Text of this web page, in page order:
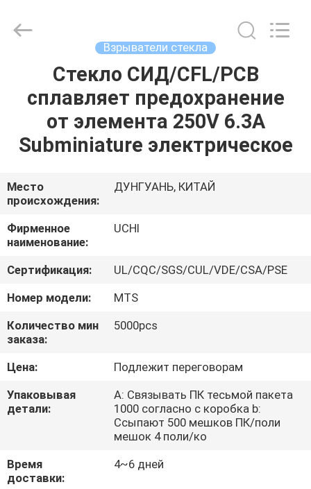
ПРОДУКТЫ
VR
О
НАС
ПУТЕШЕСТВИЕ
ФАБРИКИ
ПРОВЕРКА
КАЧЕСТВА
СВЯЖИТЕСЬ
МЫ
Electronics
Co.,Ltd.
Взрыватели стекла
Стекло СИД/CFL/PCB
сплавляет предохранение
от элемента 250V 6.3A
Subminiature электрическое
Место
происхождения:
ДУНГУАНЬ, КИТАЙ
Фирменное
наименование:
UCHI
Сертификация:
UL/CQC/SGS/CUL/VDE/CSA/PSE
Номер модели:
MTS
Количество мин
заказа:
5000pcs
Цена:
Подлежит переговорам
Упаковывая
детали:
A: Связывать ПК тесьмой пакета
1000 согласно с коробка b:
Ссыпают 500 мешков ПК/поли
мешок 4 поли/ко
Время
доставки:
4~6 дней